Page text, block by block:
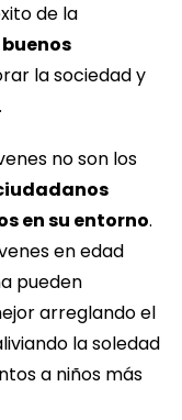
de la
la sociedad y
no son los
en su entorno.
en edad
pueden
arreglando el
la soledad
a niños más